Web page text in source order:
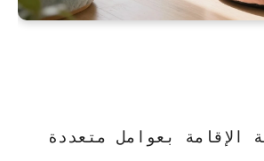
الإقامة بعوامل متعددة